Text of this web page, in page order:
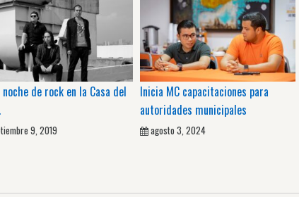
noche de rock en la Casa del
9, 2019
Inicia MC capacitaciones para
autoridades municipales
agosto 3, 2024